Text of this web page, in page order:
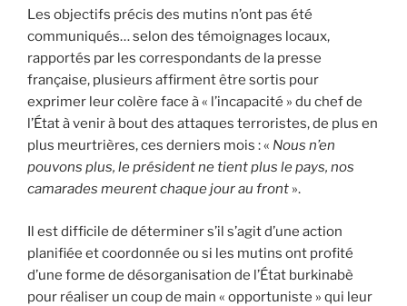
Les objectifs précis des mutins n’ont pas été
communiqués… selon des témoignages locaux,
rapportés par les correspondants de la presse
française, plusieurs affirment être sortis pour
exprimer leur colère face à « l’incapacité » du chef de
l’État à venir à bout des attaques terroristes, de plus en
plus meurtrières, ces derniers mois : « Nous n’en
pouvons plus, le président ne tient plus le pays, nos
camarades meurent chaque jour au front ».
Il est difficile de déterminer s’il s’agit d’une action
planifiée et coordonnée ou si les mutins ont profité
d’une forme de désorganisation de l’État burkinabè
pour réaliser un coup de main « opportuniste » qui leur